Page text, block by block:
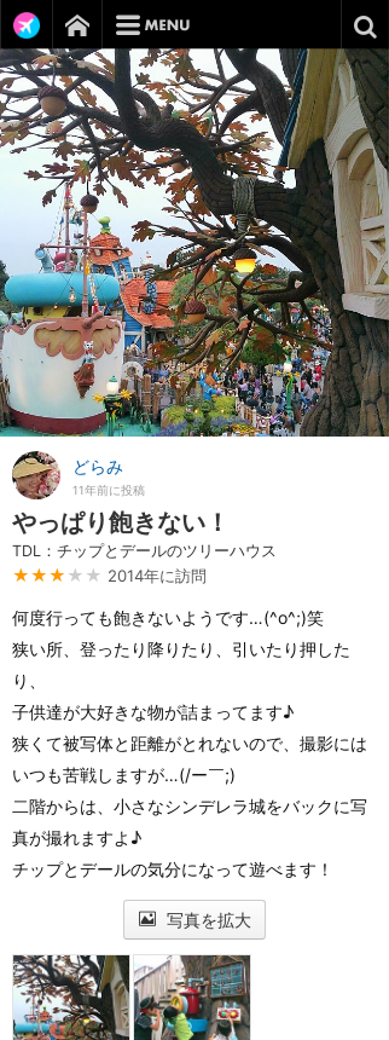
どらみ
11年前に投稿
やっぱり飽きない！
TDL：チップとデールのツリーハウス
★★★ ★★ 2014年に訪問
何度行っても飽きないようです…(^o^;)笑
狭い所、登ったり降りたり、引いたり押した
り、
子供達が大好きな物が詰まってます♪
狭くて被写体と距離がとれないので、撮影には
いつも苦戦しますが…(/ー￣;)
二階からは、小さなシンデレラ城をバックに写
真が撮れますよ♪
チップとデールの気分になって遊べます！
写真を拡大